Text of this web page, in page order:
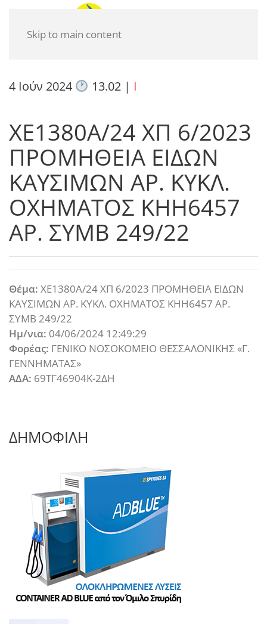
Skip to main content
4 Ιούν 2024 13.02| I
ΧΕ1380Α/24 ΧΠ 6/2023
ΠΡΟΜΗΘΕΙΑ ΕΙΔΩΝ
ΚΑΥΣΙΜΩΝ ΑΡ. ΚΥΚΛ.
ΟΧΗΜΑΤΟΣ ΚΗΗ6457
ΑΡ. ΣΥΜΒ 249/22
Θέμα: ΧΕ1380Α/24 ΧΠ 6/2023 ΠΡΟΜΗΘΕΙΑ ΕΙΔΩΝ
ΚΑΥΣΙΜΩΝ ΑΡ. ΚΥΚΛ. ΟΧΗΜΑΤΟΣ ΚΗΗ6457 ΑΡ.
ΣΥΜΒ 249/22
Ημ/νια: 04/06/2024 12:49:29
Φορέας: ΓΕΝΙΚΟ ΝΟΣΟΚΟΜΕΙΟ ΘΕΣΣΑΛΟΝΙΚΗΣ «Γ.
ΓΕΝΝΗΜΑΤΑΣ»
ΑΔΑ: 69ΤΓ46904Κ-2ΔΗ
ΔΗΜΟΦΙΛΗ